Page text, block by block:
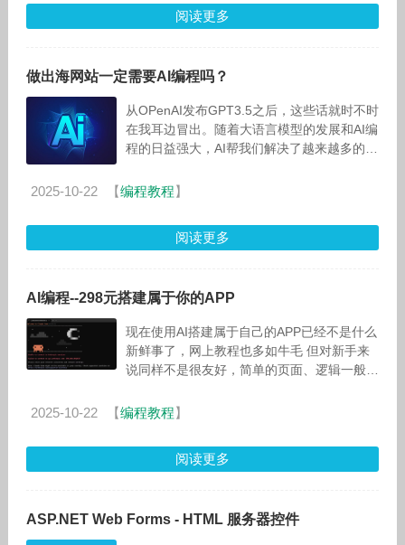
阅读更多
做出海网站一定需要AI编程吗？
从OPenAI发布GPT3.5之后，这些话就时不时
在我耳边冒出。随着大语言模型的发展和AI编
程的日益强大，AI帮我们解决了越来越多的技
技术的人。我也在这波
2025-10-22 【编程教程】
阅读更多
AI编程--298元搭建属于你的APP
现在使用AI搭建属于自己的APP已经不是什么
新鲜事了，网上教程也多如牛毛 但对新手来
说同样不是很友好，简单的页面、逻辑一般AI
且不很熟练使用AI的人来说还是
2025-10-22 【编程教程】
阅读更多
ASP.NET Web Forms - HTML 服务器控件